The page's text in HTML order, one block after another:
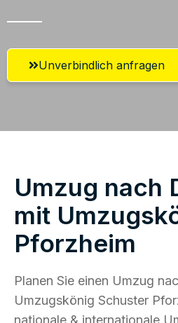
Unverbindlich anfragen
Umzug nach
mit
Pforzheim
Planen Sie einen Umzug
Umzugskönig Schuster
nationale & internationale